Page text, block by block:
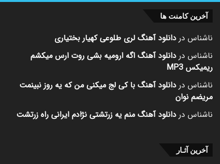
آخرین کامنت ها
ناشناس در دانلود آهنگ لری طلوعی کهیار بختیاری
ناشناس در دانلود آهنگ اگه ارومیه بشی روت ارس میکشم
ریمیکس MP3
ناشناس در دانلود آهنگ با کی لج میکنی من که یه روز نبینمت
مریضم نوان
ناشناس در دانلود آهنگ منم یه زرتشتی نژادم ایرانی راه زرتشت
آخرین آثـار